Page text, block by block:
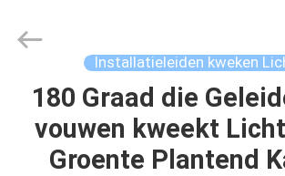
HUIS
PRODUCTEN
Group
Co.,Ltd.
Reserved.
Installatieleiden kweken
180 Graad die
vouwen kweekt
Groente Plantend